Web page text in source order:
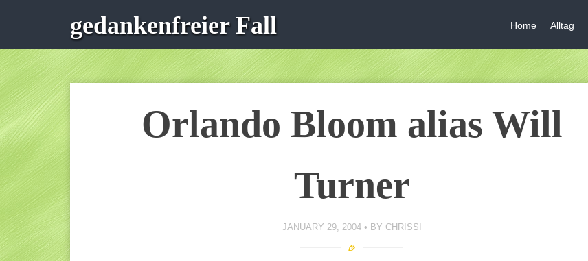
gedankenfreier Fall Home Alltag
Orlando Bloom alias Will
Turner
JANUARY 29, 2004 BY CHRISSI